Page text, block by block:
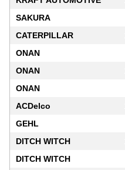
SAKURA
CATERPILLAR
ONAN
ONAN
ONAN
ACDelco
GEHL
DITCH WITCH
DITCH WITCH